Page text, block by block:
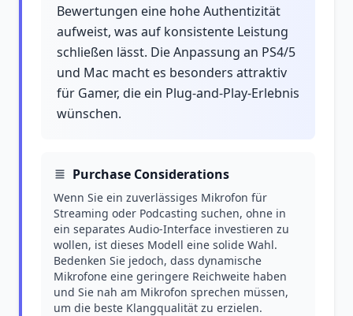
Bewertungen eine hohe Authentizität
aufweist, was auf konsistente Leistung
schließen lässt. Die Anpassung an PS4/5
und Mac macht es besonders attraktiv
für Gamer, die ein Plug-and-Play-Erlebnis
wünschen.
Purchase Considerations
Wenn Sie ein zuverlässiges Mikrofon für
Streaming oder Podcasting suchen, ohne in
ein separates Audio-Interface investieren zu
wollen, ist dieses Modell eine solide Wahl.
Bedenken Sie jedoch, dass dynamische
Mikrofone eine geringere Reichweite haben
und Sie nah am Mikrofon sprechen müssen,
um die beste Klangqualität zu erzielen.